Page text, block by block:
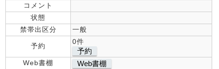
コメント
状態
禁帯出区分
一般
予約
0件
予約
Web書棚 Web書棚